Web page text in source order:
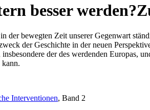
besser werden?
der bewegten Zeit unserer Gegenwart
der Geschichte in der neuen
der des werdenden Europas,
kann.
Interventionen, Band 2